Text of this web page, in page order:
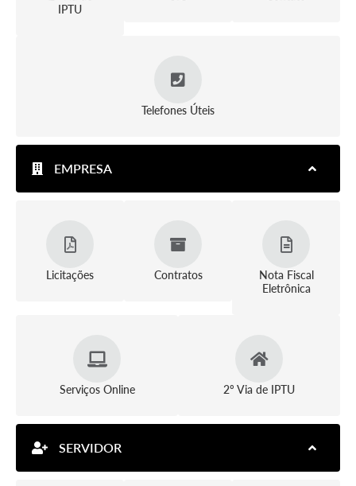
IPTU
Telefones Úteis
EMPRESA
Licitações Contratos
Nota Fiscal
Eletrônica
Serviços Online 2º Via de IPTU
SERVIDOR